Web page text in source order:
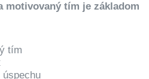
motivovaný tím je základom
tím